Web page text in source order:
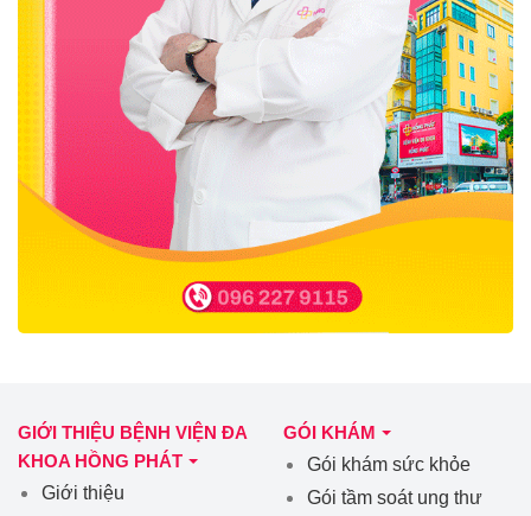
GIỚI THIỆU BỆNH VIỆN ĐA
KHOA HỒNG PHÁT
Giới thiệu
GÓI KHÁM
Gói khám sức khỏe
Gói tầm soát ung thư